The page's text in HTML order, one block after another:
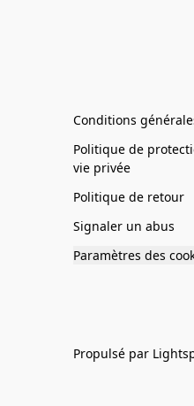
Conditions
Politique de
vie privée
Politique de retour
Signaler un abus
Paramètres des
Propulsé par